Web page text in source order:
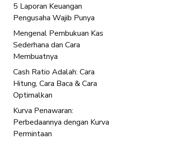
5 Laporan Keuangan
Pengusaha Wajib Punya
Mengenal Pembukuan Kas
Sederhana dan Cara
Membuatnya
Cash Ratio Adalah: Cara
Hitung, Cara Baca & Cara
Optimalkan
Kurva Penawaran:
Perbedaannya dengan Kurva
Permintaan